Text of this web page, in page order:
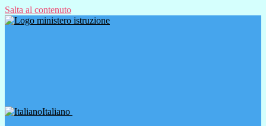
Salta al contenuto
Italiano